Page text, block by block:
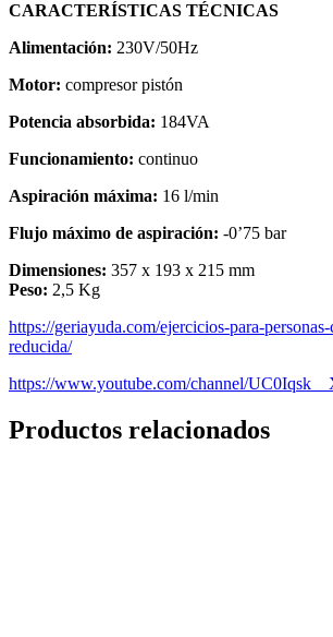
CARACTERÍSTICAS TÉCNICAS
Alimentación: 230V/50Hz
Motor: compresor pistón
Potencia absorbida: 184VA
Funcionamiento: continuo
Aspiración máxima: 16 l/min
Flujo máximo de aspiración: -0’75 bar
Dimensiones: 357 x 193 x 215 mm
Peso: 2,5 Kg
https://geriayuda.com/ejercicios-para-
reducida/
https://www.youtube.com/channel/
Productos relacionados